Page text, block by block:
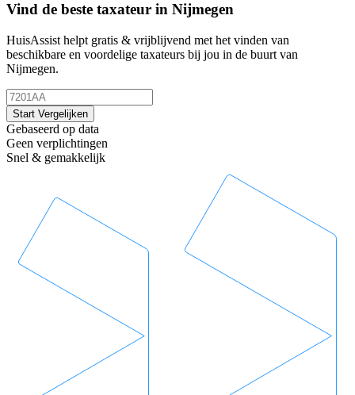
Vind de beste taxateur in Nijmegen
HuisAssist helpt gratis & vrijblijvend met het vinden van
beschikbare en voordelige taxateurs bij jou in de buurt van
Nijmegen.
Start Vergelijken
Gebaseerd op data
Geen verplichtingen
Snel & gemakkelijk